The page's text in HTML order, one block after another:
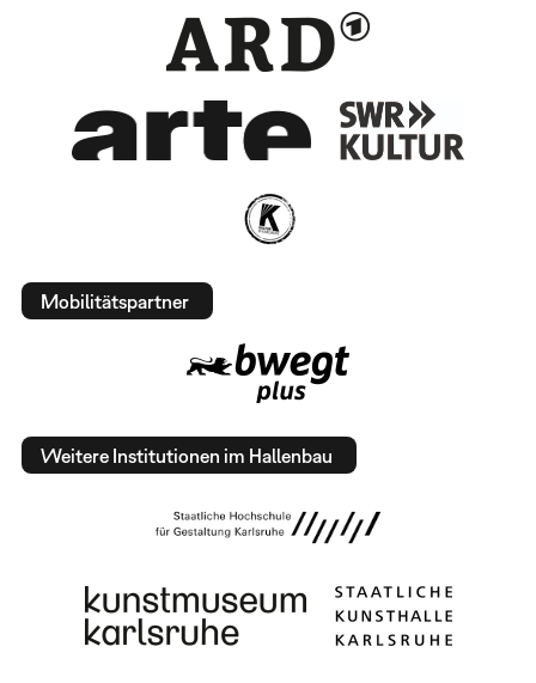
Mobilitätspartner
Weitere Institutionen im Hallenbau